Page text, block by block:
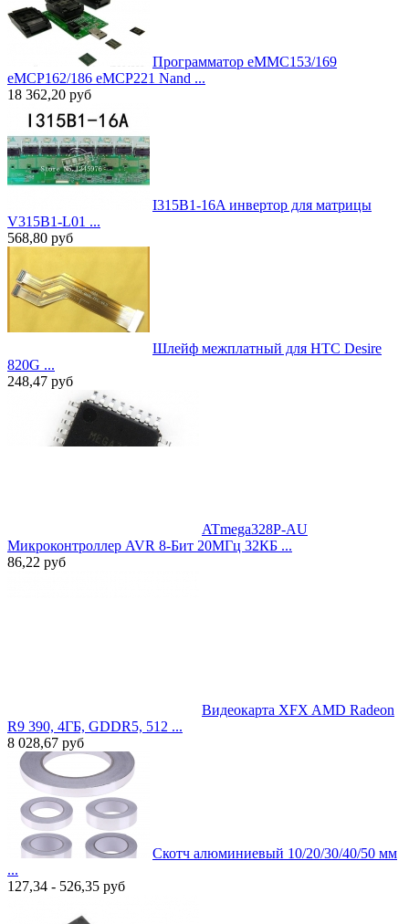
Программатор eMMC153/169
eMCP162/186 eMCP221 Nand ...
18 362,20 руб
I315B1-16A инвертор для матрицы
V315B1-L01 ...
568,80 руб
Шлейф межплатный для HTC Desire
820G ...
248,47 руб
ATmega328P-AU
Микроконтроллер AVR 8-Бит 20МГц 32КБ ...
86,22 руб
Видеокарта XFX AMD Radeon
R9 390, 4ГБ, GDDR5, 512 ...
8 028,67 руб
Скотч алюминиевый 10/20/30/40/50 мм
...
127,34 - 526,35 руб